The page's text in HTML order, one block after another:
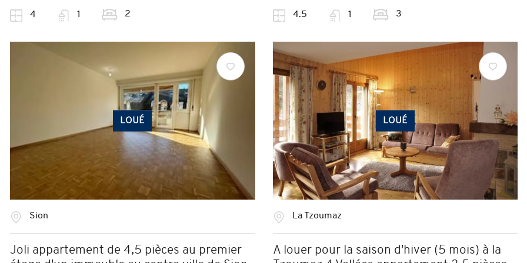
4 1 2 4.5 1 3
LOUÉ
Sion
Joli appartement de 4,5 pièces au premier
LOUÉ
La Tzoumaz
A louer pour la saison d'hiver (5 mois) à la